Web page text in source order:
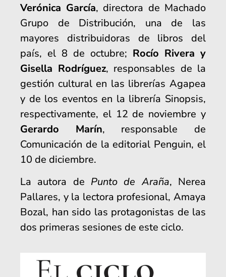
Verónica García, directora de Machado
Grupo de Distribución, una de las
mayores distribuidoras de libros del
país, el 8 de octubre; Rocío Rivera y
Gisella Rodríguez, responsables de la
gestión cultural en las librerías Agapea
y de los eventos en la librería Sinopsis,
respectivamente, el 12 de noviembre y
Gerardo Marín, responsable de
Comunicación de la editorial Penguin, el
10 de diciembre.
La autora de Punto de Araña, Nerea
Pallares, y la lectora profesional, Amaya
Bozal, han sido las protagonistas de las
dos primeras sesiones de este ciclo.